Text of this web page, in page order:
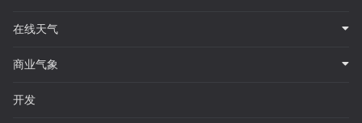
在线天气
商业气象
开发